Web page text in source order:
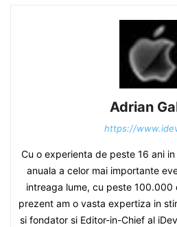
Adrian
https://
Cu o experienta de peste 16 ani
anuala a celor mai importante
intreaga lume, cu peste 100.000
prezent am o vasta expertiza in
si fondator si Editor-in-Chief al